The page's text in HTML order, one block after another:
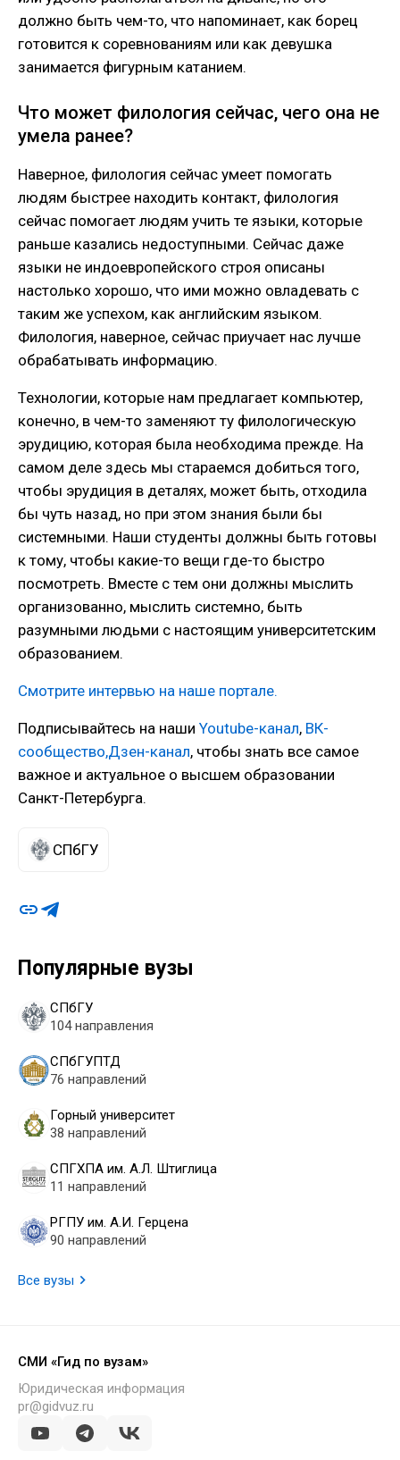
Популярные вузы
СПбГУ
104 направления
СПбГУПТД
76 направлений
Горный университет
38 направлений
СПГХПА им. А.Л. Штиглица
11 направлений
РГПУ им. А.И. Герцена
90 направлений
Все вузы
должно быть чем-то, что напоминает, как борец
готовится к соревнованиям или как девушка
занимается фигурным катанием.
Что может филология сейчас, чего она не
умела ранее?
Наверное, филология сейчас умеет помогать
людям быстрее находить контакт, филология
сейчас помогает людям учить те языки, которые
раньше казались недоступными. Сейчас даже
языки не индоевропейского строя описаны
настолько хорошо, что ими можно овладевать с
таким же успехом, как английским языком.
Филология, наверное, сейчас приучает нас лучше
обрабатывать информацию.
Технологии, которые нам предлагает компьютер,
конечно, в чем-то заменяют ту филологическую
эрудицию, которая была необходима прежде. На
самом деле здесь мы стараемся добиться того,
чтобы эрудиция в деталях, может быть, отходила
бы чуть назад, но при этом знания были бы
системными. Наши студенты должны быть готовы
к тому, чтобы какие-то вещи где-то быстро
посмотреть. Вместе с тем они должны мыслить
организованно, мыслить системно, быть
разумными людьми с настоящим университетским
образованием.
Смотрите интервью на наше портале.
Подписывайтесь на наши Youtube-канал, ВК-
сообщество,Дзен-канал, чтобы знать все самое
важное и актуальное о высшем образовании
Санкт-Петербурга.
СПбГУ
СМИ «Гид по вузам»
Юридическая информация
pr@gidvuz.ru